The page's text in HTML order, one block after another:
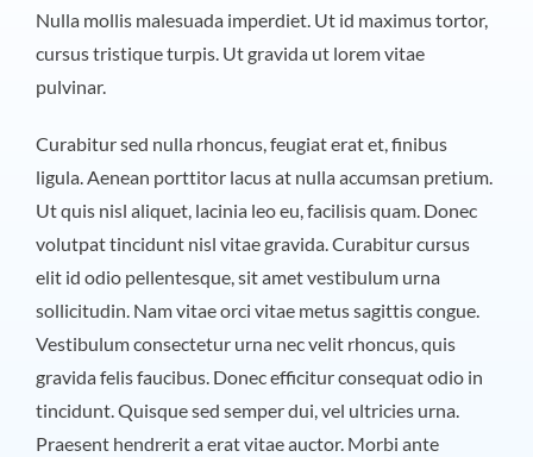
Nulla mollis malesuada imperdiet. Ut id maximus tortor,
cursus tristique turpis. Ut gravida ut lorem vitae
pulvinar.
Curabitur sed nulla rhoncus, feugiat erat et, finibus
ligula. Aenean porttitor lacus at nulla accumsan pretium.
Ut quis nisl aliquet, lacinia leo eu, facilisis quam. Donec
volutpat tincidunt nisl vitae gravida. Curabitur cursus
elit id odio pellentesque, sit amet vestibulum urna
sollicitudin. Nam vitae orci vitae metus sagittis congue.
Vestibulum consectetur urna nec velit rhoncus, quis
gravida felis faucibus. Donec efficitur consequat odio in
tincidunt. Quisque sed semper dui, vel ultricies urna.
Praesent hendrerit a erat vitae auctor. Morbi ante